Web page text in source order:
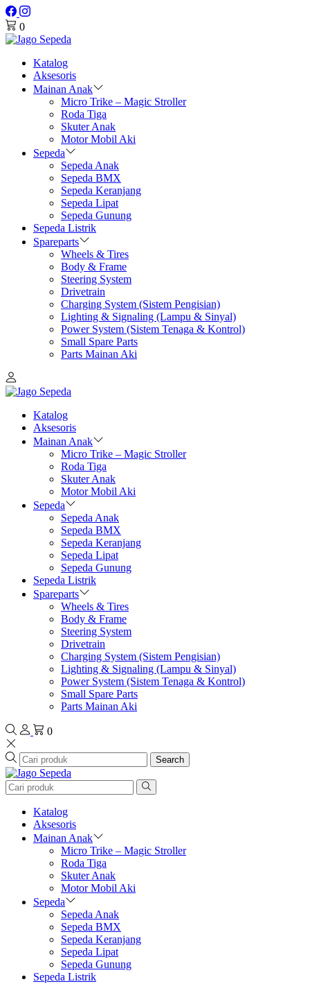
0
Katalog
Aksesoris
Mainan Anak
Micro Trike – Magic Stroller
Roda Tiga
Skuter Anak
Motor Mobil Aki
Sepeda
Sepeda Anak
Sepeda BMX
Sepeda Keranjang
Sepeda Lipat
Sepeda Gunung
Sepeda Listrik
Spareparts
Wheels & Tires
Body & Frame
Steering System
Drivetrain
Charging System (Sistem Pengisian)
Lighting & Signaling (Lampu & Sinyal)
Power System (Sistem Tenaga & Kontrol)
Small Spare Parts
Parts Mainan Aki
Katalog
Aksesoris
Mainan Anak
Micro Trike – Magic Stroller
Roda Tiga
Skuter Anak
Motor Mobil Aki
Sepeda
Sepeda Anak
Sepeda BMX
Sepeda Keranjang
Sepeda Lipat
Sepeda Gunung
Sepeda Listrik
Spareparts
Wheels & Tires
Body & Frame
Steering System
Drivetrain
Charging System (Sistem Pengisian)
Lighting & Signaling (Lampu & Sinyal)
Power System (Sistem Tenaga & Kontrol)
Small Spare Parts
Parts Mainan Aki
0
Search
Katalog
Aksesoris
Mainan Anak
Micro Trike – Magic Stroller
Roda Tiga
Skuter Anak
Motor Mobil Aki
Sepeda
Sepeda Anak
Sepeda BMX
Sepeda Keranjang
Sepeda Lipat
Sepeda Gunung
Sepeda Listrik